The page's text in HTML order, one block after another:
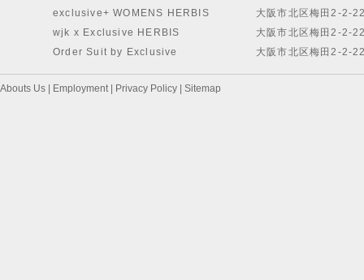
exclusive+ WOMENS HERBIS
wjk x Exclusive HERBIS
Order Suit by Exclusive
大阪市北区梅田2-2-
大阪市北区梅田2-2-
大阪市北区梅田2-2-
Abouts Us Employment| Privacy Policy Sitemap